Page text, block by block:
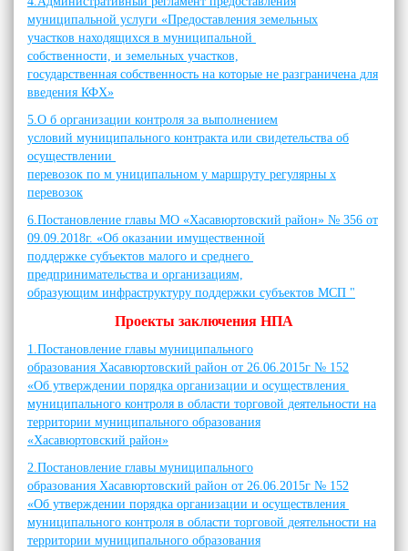
муниципальной услуги «Предоставления земельных
участков находящихся в муниципальной
собственности, и земельных участков,
государственная собственность на которые не разграничена для
введения КФХ»
5.О б организации контроля за выполнением
условий муниципального контракта или свидетельства об
осуществлении
перевозок по м униципальном у маршруту регулярны х
перевозок
6.Постановление главы МО «Хасавюртовский район» № 356 от
09.09.2018г. «Об оказании имущественной
поддержке субъектов малого и среднего
предпринимательства и организациям,
образующим инфраструктуру поддержки субъектов МСП "
Проекты заключения НПА
1.Постановление главы муниципального
образования Хасавюртовский район от 26.06.2015г № 152
«Об утверждении порядка организации и осуществления
муниципального контроля в области торговой деятельности на
территории муниципального образования
«Хасавюртовский район»
2.Постановление главы муниципального
образования Хасавюртовский район от 26.06.2015г № 152
«Об утверждении порядка организации и осуществления
муниципального контроля в области торговой деятельности на
территории муниципального образования